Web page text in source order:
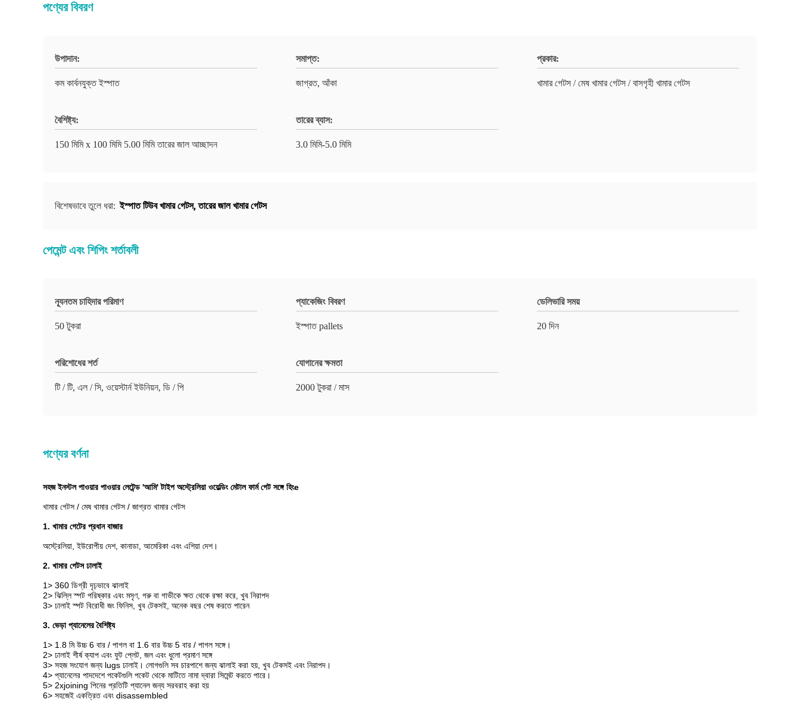
পণ্যের বিবরণ
উপাদান:
কম কার্বনযুক্ত ইস্পাত
সমাপ্ত:
জাগ্রত, আঁকা
প্রকার:
খামার গেটস / মেষ খামার গেটস / বাসগৃহী খামার গেটস
বৈশিষ্ট্য:
150 মিমি x 100 মিমি 5.00 মিমি তারের জাল আচ্ছাদন
তারের ব্যাস:
3.0 মিমি-5.0 মিমি
বিশেষভাবে তুলে ধরা: ইস্পাত টিউব খামার গেটস,তারের জাল খামার গেটস
পেমেন্ট এবং শিপিং শর্তাবলী
ন্যূনতম চাহিদার পরিমাণ
50 টুকরা
প্যাকেজিং বিবরণ
ইস্পাত pallets
ডেলিভারি সময়
20 দিন
পরিশোধের শর্ত
টি / টি, এল / সি, ওয়েস্টার্ন ইউনিয়ন, ডি / পি
যোগানের ক্ষমতা
2000 টুকরা / মাস
পণ্যের বর্ণনা
সহজ ইনস্টল পাওয়ার পাওয়ার লেটেন্ড 'আমি' টাইপ অস্ট্রেলিয়া ওয়েল্ডিং মেটাল ফার্ম গেট সঙ্গে হিংe
খামার গেটস / মেষ খামার গেটস / জাগ্রত খামার গেটস
1. খামার গেটের প্রধান বাজার
অস্ট্রেলিয়া, ইউরোপীয় দেশ, কানাডা, আমেরিকা এবং এশিয়া দেশ।
2. খামার গেটস ঢালাই
1> 360 ডিগ্রী দৃঢ়ভাবে ঝালাই
2> ঝিল্লি স্পট পরিষ্কার এবং মসৃণ, গরু বা গাভীকে ক্ষত থেকে রক্ষা করে, খুব নিরাপদ
3> ঢালাই স্পট বিরোধী জং ফিনিস, খুব টেকসই, অনেক বছর শেষ করতে পারেন
3. ভেড়া প্যানেলের বৈশিষ্ট্য
1> 1.8 মি উচ্চ 6 বার / পাগল বা 1.6 বার উচ্চ 5 বার / পাগল সঙ্গে।
2> ঢালাই শীর্ষ ক্যাপ এবং ফুট প্লেট, জল এবং ধুলো প্রমাণ সঙ্গে
3> সহজ সংযোগ জন্য lugs ঢালাই। লোগগুলি সব চারপাশে জন্য ঝালাই করা হয়, খুব টেকসই এবং নিরাপদ।
4> প্যানেলের পাদদেশে পকেটগুলি পকেট থেকে মাটিতে নামা দ্বারা সিমেন্ট করতে পারে।
5> 2xjoining পিনের প্রতিটি প্যানেল জন্য সরবরাহ করা হয়
6> সহজেই একত্রিত এবং disassembled